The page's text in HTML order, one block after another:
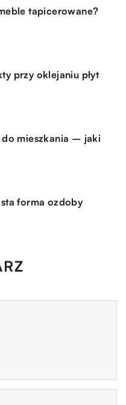
tapicerowane?
przy oklejaniu płyt
mieszkania – jaki
forma ozdoby